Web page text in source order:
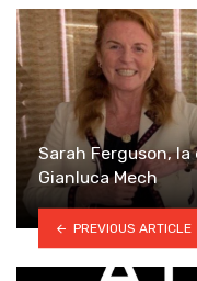
Sarah Ferguson, la
Gianluca Mech
PREVIOUS ARTICLE